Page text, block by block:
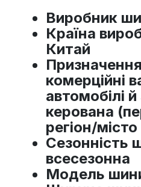
Виробник
Країна
Китай
комерційні
автомобілі
керована
регіон/місто
Сезонність
всесезонна
Модель